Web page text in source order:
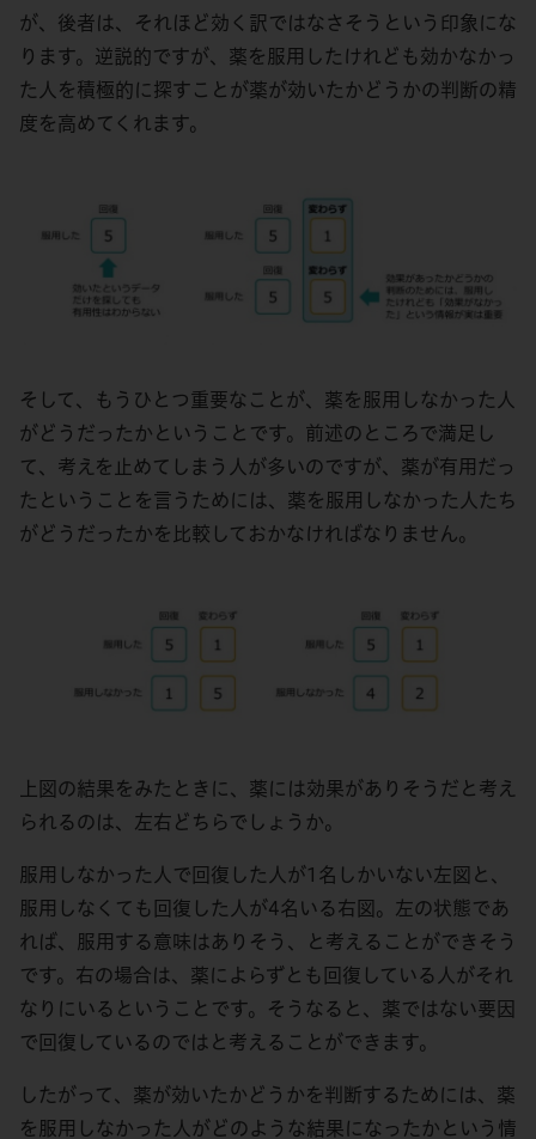
が、後者は、それほど効く訳ではなさそうという印象にな
ります。逆説的ですが、薬を服用したけれども効かなかっ
た人を積極的に探すことが薬が効いたかどうかの判断の精
度を高めてくれます。
そして、もうひとつ重要なことが、薬を服用しなかった人
がどうだったかということです。前述のところで満足し
て、考えを止めてしまう人が多いのですが、薬が有用だっ
たということを言うためには、薬を服用しなかった人たち
がどうだったかを比較しておかなければなりません。
上図の結果をみたときに、薬には効果がありそうだと考え
られるのは、左右どちらでしょうか。
服用しなかった人で回復した人が1名しかいない左図と、
服用しなくても回復した人が4名いる右図。左の状態であ
れば、服用する意味はありそう、と考えることができそう
です。右の場合は、薬によらずとも回復している人がそれ
なりにいるということです。そうなると、薬ではない要因
で回復しているのではと考えることができます。
したがって、薬が効いたかどうかを判断するためには、薬
を服用しなかった人がどのような結果になったかという情